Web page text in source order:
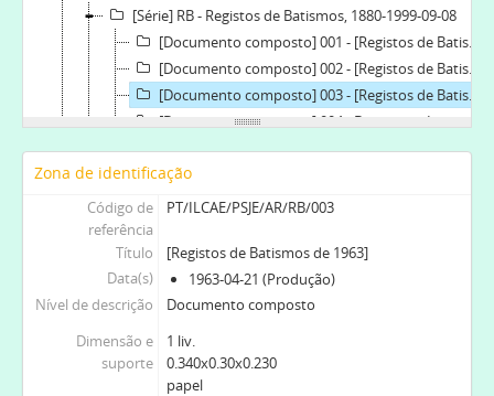
[Série] RB - Registos de Batismos, 1880-1999-09-08
[Documento composto] 001 - [Registos de Batismos 1874-1949], 1874-01-18-1949-09-11
[Documento composto] 002 - [Registos de Batismos 1949-1963], 1949-10-23-1963-04-07
[Documento composto] 003 - [Registos de Batismos de 1963], 1963-04-21
[Documento composto] 004 - Baptismos Livro n.º 4, 1999-09-08-1999-09-08
[Série] RC - Registos de Casamentos, 1880-1996-04-07
[Série] RO - Registos de Óbitos, 1929-02-14-1971-08-27
[Secção] GF - Gestão Financeira, 1897-2002
[Secção] GP - Gestão do Património, 1879-04-23-1988-12-09
[Secção] RI - Relações Institucionais, 1926-03-25-1970
[Secção] ED - Escola Dominical, 1972-01-02-1992-07-19
[Subfundo] MPUE - Monte Pio das Uniões Evangélicas. Fl. 1913-1914, 1913-1914
[Subfundo] SESM - Sociedade Evangélica de Socorros Mútuos, 1893-02-02-1914-01-25
[Subfundo] LECT - Liga do Esforço Cristão do Torne, 1903-1975
Zona de identificação
Código de
referência
PT/ILCAE/PSJE/AR/RB/003
Título
[Registos de Batismos de 1963]
Data(s)
1963-04-21 (Produção)
Nível de descrição
Documento composto
Dimensão e
suporte
1 liv.
0.340x0.30x0.230
papel